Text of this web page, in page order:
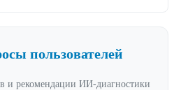
пользователей
и рекомендации ИИ-диагностики